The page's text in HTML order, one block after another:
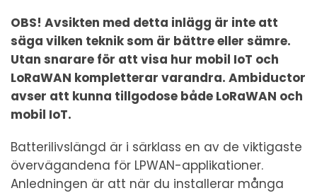
OBS! Avsikten med detta inlägg är inte att
säga vilken teknik som är bättre eller sämre.
Utan snarare för att visa hur mobil IoT och
LoRaWAN kompletterar varandra. Ambiductor
avser att kunna tillgodose både LoRaWAN och
mobil IoT.
Batterilivslängd är i särklass en av de viktigaste
övervägandena för LPWAN-applikationer.
Anledningen är att när du installerar många